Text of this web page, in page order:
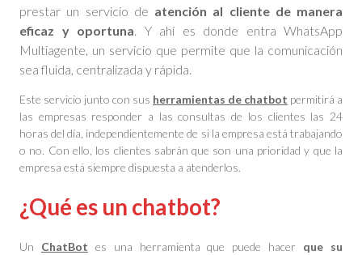
prestar un servicio de atención al cliente de manera
eficaz y oportuna . Y ahí es donde entra WhatsApp
Multiagente, un servicio que permite que la comunicación
sea fluida, centralizada y rápida.
Este servicio junto con sus herramientas de chatbot permitirá a
las empresas responder a las consultas de los clientes las 24
horas del día, independientemente de si la empresa está trabajando
o no. Con ello, los clientes sabrán que son una prioridad y que la
empresa está siempre dispuesta a atenderlos.
¿Qué es un chatbot?
Un ChatBot es una herramienta que puede hacer que su